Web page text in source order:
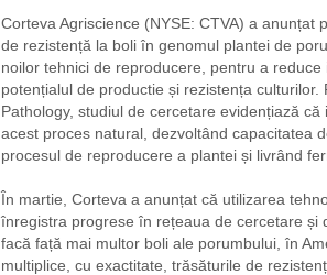
Corteva Agriscience (NYSE: CTVA) a
de rezistență la boli în genomul plantei de
noilor tehnici de reproducere, pentru a
potențialul de productie și rezistența
Pathology, studiul de cercetare evidențiază
acest proces natural, dezvoltând capacitatea
procesul de reproducere a plantei și livrând
În martie, Corteva a anunțat că utilizarea
înregistra progrese în rețeaua de cercetare și
facă față mai multor boli ale porumbului, în
multiplice, cu exactitate, trăsăturile de